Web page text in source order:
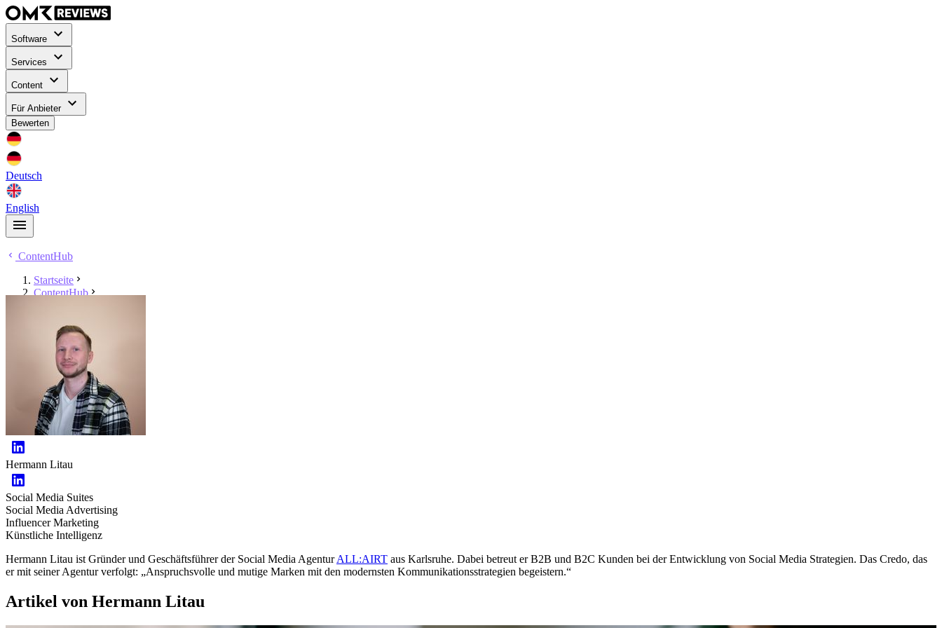
Software
Services
Content
Für Anbieter
Bewerten
Deutsch
English
ContentHub
Startseite
ContentHub
Hermann Litau
Social Media Suites
Social Media Advertising
Influencer Marketing
Künstliche Intelligenz
Hermann Litau ist Gründer und Geschäftsführer der Social Media AgenturALL:AIRT aus Karlsruhe. Dabei betreut er B2B und B2C Kunden bei der Entwicklung von Social Media Strategien. Das Credo, das
er mit seiner Agentur verfolgt: „Anspruchsvolle und mutige Marken mit den modernsten Kommunikationsstrategien begeistern.“
Artikel von Hermann Litau